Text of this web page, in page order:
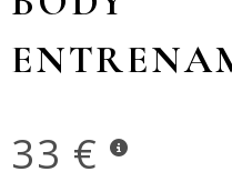
33 €